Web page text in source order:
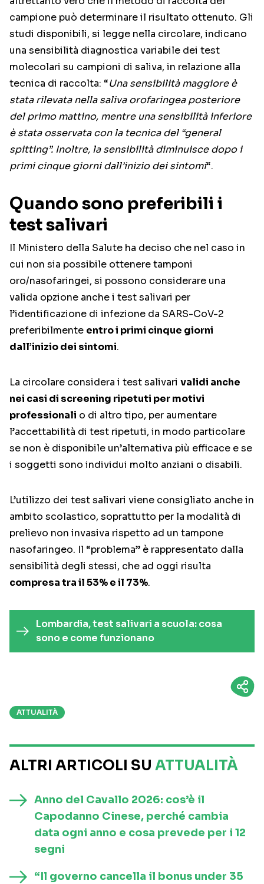
campione può determinare il risultato ottenuto. Gli
studi disponibili, si legge nella circolare, indicano
una sensibilità diagnostica variabile dei test
molecolari su campioni di saliva, in relazione alla
tecnica di raccolta: “Una sensibilità maggiore è
stata rilevata nella saliva orofaringea posteriore
del primo mattino, mentre una sensibilità inferiore
è stata osservata con la tecnica del “general
spitting”. Inoltre, la sensibilità diminuisce dopo i
primi cinque giorni dall’inizio dei sintomi“.
Quando sono preferibili i
test salivari
Il Ministero della Salute ha deciso che nel caso in
cui non sia possibile ottenere tamponi
oro/nasofaringei, si possono considerare una
valida opzione anche i test salivari per
l’identificazione di infezione da SARS-CoV-2
preferibilmente entro i primi cinque giorni
dall’inizio dei sintomi.
La circolare considera i test salivari validi anche
nei casi di screening ripetuti per motivi
professionali o di altro tipo, per aumentare
l’accettabilità di test ripetuti, in modo particolare
se non è disponibile un’alternativa più efficace e se
i soggetti sono individui molto anziani o disabili.
L’utilizzo dei test salivari viene consigliato anche in
ambito scolastico, soprattutto per la modalità di
prelievo non invasiva rispetto ad un tampone
nasofaringeo. Il “problema” è rappresentato dalla
sensibilità degli stessi, che ad oggi risulta
compresa tra il 53% e il 73%.
Lombardia, test salivari a scuola: cosa
sono e come funzionano
ATTUALITÀ
ALTRI ARTICOLI SU ATTUALITÀ
Anno del Cavallo 2026: cos’è il
Capodanno Cinese, perché cambia
data ogni anno e cosa prevede per i 12
segni
“Il governo cancella il bonus under 35